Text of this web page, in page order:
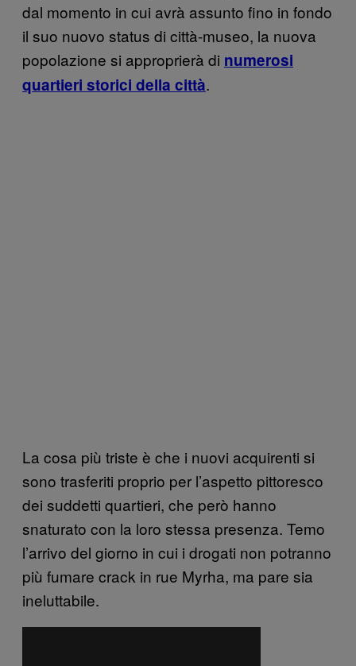
dal momento in cui avrà assunto fino in fondo
il suo nuovo status di città-museo, la nuova
popolazione si approprierà di numerosi
quartieri storici della città.
La cosa più triste è che i nuovi acquirenti si
sono trasferiti proprio per l’aspetto pittoresco
dei suddetti quartieri, che però hanno
snaturato con la loro stessa presenza. Temo
l’arrivo del giorno in cui i drogati non potranno
più fumare crack in rue Myrha, ma pare sia
ineluttabile.